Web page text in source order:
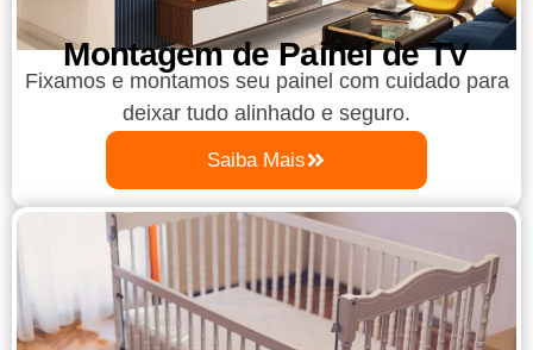
Montagem de Painel de TV
Fixamos e montamos seu painel com cuidado para
deixar tudo alinhado e seguro.
Saiba Mais